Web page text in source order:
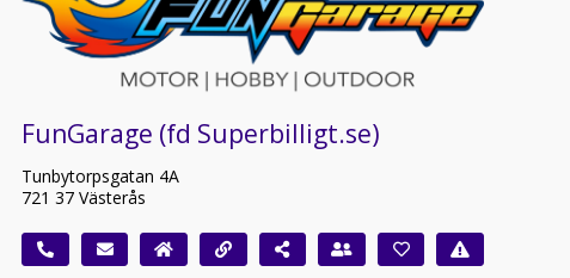
FunGarage (fd Superbilligt.se)
Tunbytorpsgatan 4A
721 37 Västerås